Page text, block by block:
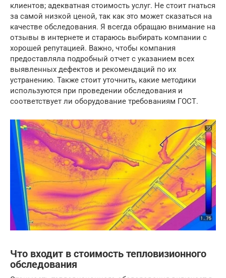
клиентов; адекватная стоимость услуг. Не стоит гнаться
за самой низкой ценой, так как это может сказаться на
качестве обследования. Я всегда обращаю внимание на
отзывы в интернете и стараюсь выбирать компании с
хорошей репутацией. Важно, чтобы компания
предоставляла подробный отчет с указанием всех
выявленных дефектов и рекомендаций по их
устранению. Также стоит уточнить, какие методики
используются при проведении обследования и
соответствует ли оборудование требованиям ГОСТ.
Что входит в стоимость тепловизионного
обследования